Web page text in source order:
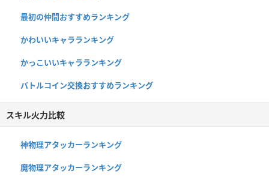
最初の仲間おすすめランキング
かわいいキャラランキング
かっこいいキャラランキング
バトルコイン交換おすすめランキング
スキル火力比較
神物理アタッカーランキング
魔物理アタッカーランキング